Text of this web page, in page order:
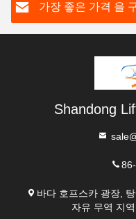
은 가격 을 구하
가
Shandong
바다 호프스카 광장,
자유 무역 지